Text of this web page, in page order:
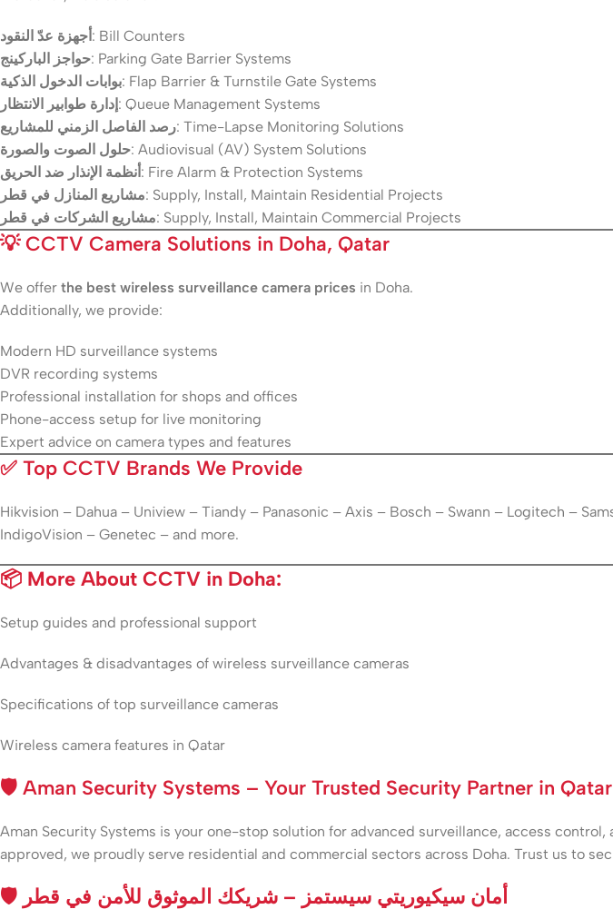
أجهزة عدّ النقود: Bill Counters
حواجز الباركينج: Parking Gate Barrier Systems
بوابات الدخول الذكية: Flap Barrier & Turnstile Gate Systems
إدارة طوابير الانتظار: Queue Management Systems
رصد الفاصل الزمني للمشاريع: Time-Lapse Monitoring Solutions
حلول الصوت والصورة: Audiovisual (AV) System Solutions
أنظمة الإنذار ضد الحريق: Fire Alarm & Protection Systems
مشاريع المنازل في قطر: Supply, Install, Maintain Residential Projects
مشاريع الشركات في قطر: Supply, Install, Maintain Commercial Projects
💡CCTV Camera Solutions in Doha, Qatar
We offer the best wireless surveillance camera prices in Doha.
Additionally, we provide:
Modern HD surveillance systems
DVR recording systems
Professional installation for shops and offices
Phone-access setup for live monitoring
Expert advice on camera types and features
✅ Top CCTV Brands We Provide
Hikvision – Dahua – Uniview – Tiandy – Panasonic – Axis – Bosch – Swann – Logitech –
IndigoVision – Genetec – and more.
📦 More About CCTV in Doha:
Setup guides and professional support
Advantages & disadvantages of wireless surveillance cameras
Specifications of top surveillance cameras
Wireless camera features in Qatar
🛡️ Aman Security Systems – Your Trusted Security Partner in Qatar
Aman Security Systems is your one-stop solution for advanced surveillance, access
approved, we proudly serve residential and commercial sectors across Doha. Trust us to
🛡️ أمان سيكيوريتي سيستمز – شريكك الموثوق للأمن في قطر